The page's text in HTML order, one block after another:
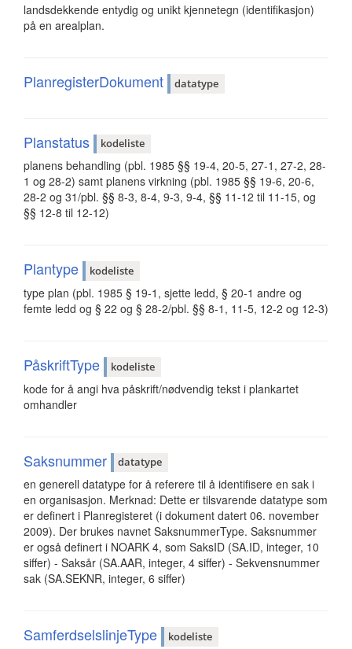
landsdekkende entydig og unikt kjennetegn (identifikasjon)
på en arealplan.
PlanregisterDokument datatype
Planstatus kodeliste
planens behandling (pbl. 1985 §§ 19-4, 20-5, 27-1, 27-2, 28-
1 og 28-2) samt planens virkning (pbl. 1985 §§ 19-6, 20-6,
28-2 og 31/pbl. §§ 8-3, 8-4, 9-3, 9-4, §§ 11-12 til 11-15, og
§§ 12-8 til 12-12)
Plantype kodeliste
type plan (pbl. 1985 § 19-1, sjette ledd, § 20-1 andre og
femte ledd og § 22 og § 28-2/pbl. §§ 8-1, 11-5, 12-2 og 12-3)
PåskriftType kodeliste
kode for å angi hva påskrift/nødvendig tekst i plankartet
omhandler
Saksnummer datatype
en generell datatype for å referere til å identifisere en sak i
en organisasjon. Merknad: Dette er tilsvarende datatype som
er definert i Planregisteret (i dokument datert 06. november
2009). Der brukes navnet SaksnummerType. Saksnummer
er også definert i NOARK 4, som SaksID (SA.ID, integer, 10
siffer) - Saksår (SA.AAR, integer, 4 siffer) - Sekvensnummer
sak (SA.SEKNR, integer, 6 siffer)
SamferdselslinjeType kodeliste